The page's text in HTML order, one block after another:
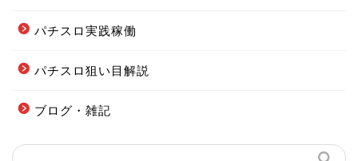
パチスロ実践稼働
パチスロ狙い目解説
ブログ・雑記
フーデリの始め方まとめ
配達オススメグッズまとめ